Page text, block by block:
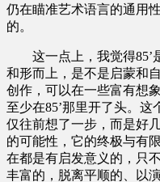
仍在瞄准艺术语言的通用
的。
这一点上，我觉得85’
和形而上，是不是启蒙和
创作，可以在一些富有想
至少在85’那里开了头。这
仅往前想了一步，而是好
的可能性，它的终极与有
在都是有启发意义的，只
丰富的，脱离平顺的、以